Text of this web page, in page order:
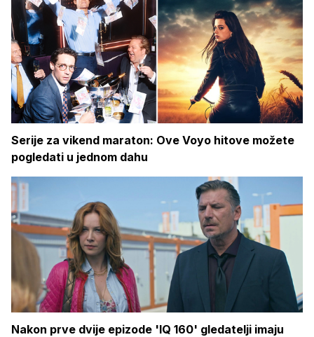
Serije za vikend maraton: Ove Voyo hitove možete
pogledati u jednom dahu
Nakon prve dvije epizode 'IQ 160' gledatelji imaju